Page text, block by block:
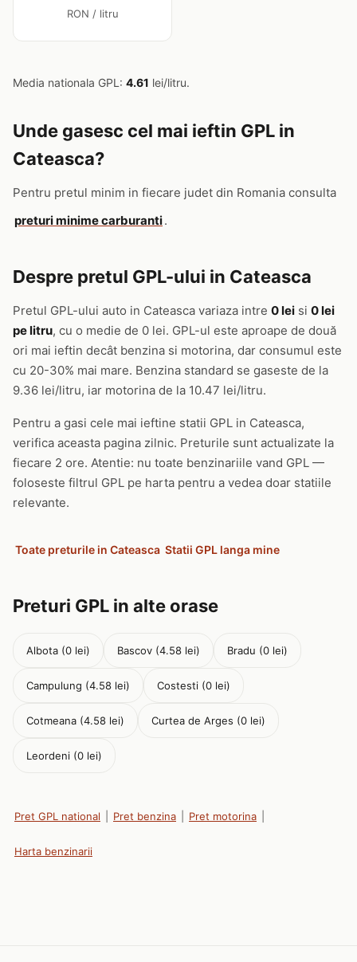
RON / litru
Media nationala GPL: 4.61 lei/litru.
Unde gasesc cel mai ieftin GPL in
Cateasca?
Pentru pretul minim in fiecare judet din Romania consulta
preturi minime carburanti.
Despre pretul GPL-ului in Cateasca
Pretul GPL-ului auto in Cateasca variaza intre 0 lei si 0 lei
pe litru, cu o medie de 0 lei. GPL-ul este aproape de două
ori mai ieftin decât benzina si motorina, dar consumul este
cu 20-30% mai mare. Benzina standard se gaseste de la
9.36 lei/litru, iar motorina de la 10.47 lei/litru.
Pentru a gasi cele mai ieftine statii GPL in Cateasca,
verifica aceasta pagina zilnic. Preturile sunt actualizate la
fiecare 2 ore. Atentie: nu toate benzinariile vand GPL —
foloseste filtrul GPL pe harta pentru a vedea doar statiile
relevante.
Toate preturile in Cateasca Statii GPL langa mine
Preturi GPL in alte orase
Albota (0 lei) Bascov (4.58 lei) Bradu (0 lei)
Campulung (4.58 lei) Costesti (0 lei)
Cotmeana (4.58 lei) Curtea de Arges (0 lei)
Leordeni (0 lei)
Pret GPL national Pret benzina Pret motorina
Harta benzinarii